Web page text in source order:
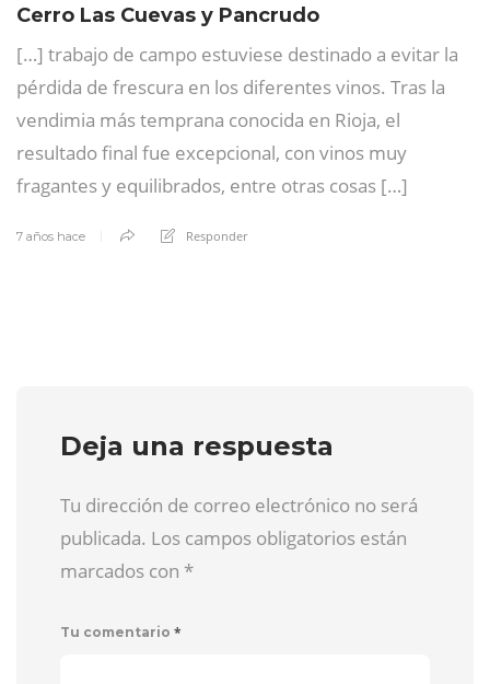
Cerro Las Cuevas y Pancrudo
[…] trabajo de campo estuviese destinado a evitar la
pérdida de frescura en los diferentes vinos. Tras la
vendimia más temprana conocida en Rioja, el
resultado final fue excepcional, con vinos muy
fragantes y equilibrados, entre otras cosas […]
7 años hace Responder
Deja una respuesta
Tu dirección de correo electrónico no será
publicada. Los campos obligatorios están
marcados con *
Tu comentario *